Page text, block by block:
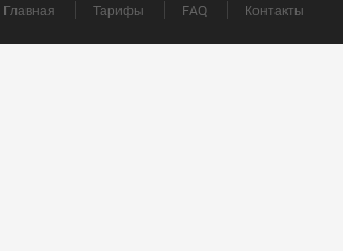
Главная
Тарифы FAQ Контакты